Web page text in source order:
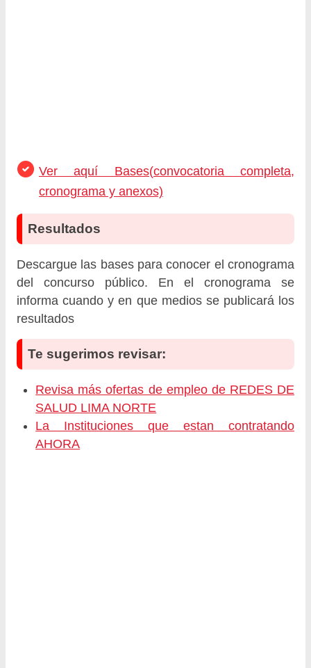
Ver aquí Bases(convocatoria completa,
cronograma y anexos)
Resultados
Descargue las bases para conocer el cronograma
del concurso público. En el cronograma se
informa cuando y en que medios se publicará los
resultados
Te sugerimos revisar:
Revisa más ofertas de empleo de REDES DE
SALUD LIMA NORTE
La Instituciones que estan contratando
AHORA